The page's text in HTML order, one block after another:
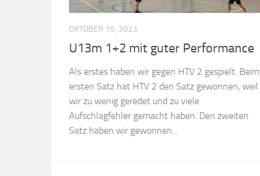
OKTOBER 15, 2023
U13m 1+2 mit guter Performance
Als erstes haben wir gegen HTV 2 gespielt. Beim
ersten Satz hat HTV 2 den Satz gewonnen, weil
wir zu wenig geredet und zu viele
Aufschlagfehler gemacht haben. Den zweiten
Satz haben wir gewonnen...